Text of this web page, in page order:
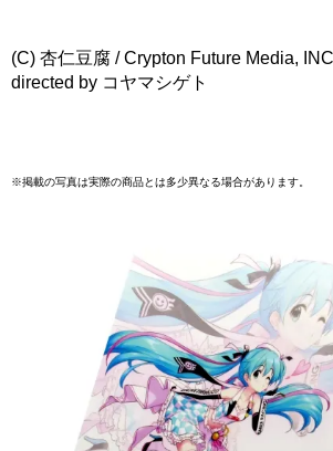
(C) 杏仁豆腐 / Crypton Future Media,
directed by コヤマシゲト
※掲載の写真は実際の商品とは多少異なる場合があります。